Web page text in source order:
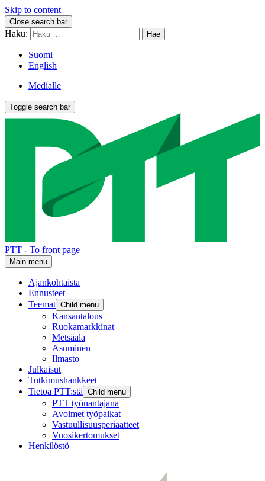
Skip to content
Close search bar
Haku:
Suomi
English
Medialle
Toggle search bar
PTT - To front page
Main menu
Ajankohtaista
Ennusteet
Teemat Child menu
Kansantalous
Ruokamarkkinat
Metsäala
Asuminen
Ilmasto
Julkaisut
Tutkimushankkeet
Tietoa PTT:stä Child menu
PTT työnantajana
Avoimet työpaikat
Vastuullisuusperiaatteet
Vuosikertomukset
Henkilöstö